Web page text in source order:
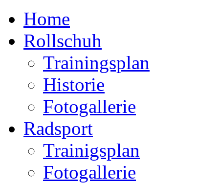
Home
Rollschuh
Trainingsplan
Historie
Fotogallerie
Radsport
Trainigsplan
Fotogallerie